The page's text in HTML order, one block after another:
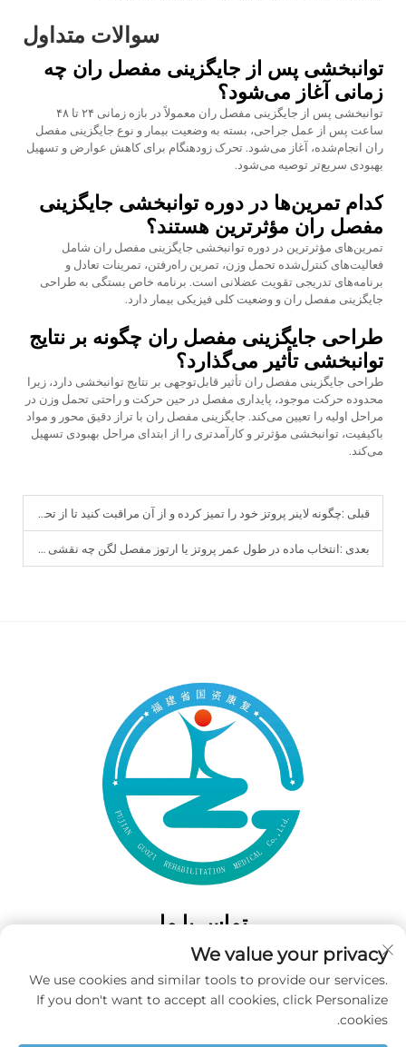
سوالات متداول
توانبخشی پس از جایگزینی مفصل ران چه
زمانی آغاز می‌شود؟
توانبخشی پس از جایگزینی مفصل ران معمولاً در بازه زمانی ۲۴ تا ۴۸
ساعت پس از عمل جراحی، بسته به وضعیت بیمار و نوع جایگزینی مفصل
ران انجام‌شده، آغاز می‌شود. تحرک زودهنگام برای کاهش عوارض و تسهیل
بهبودی سریع‌تر توصیه می‌شود.
کدام تمرین‌ها در دوره توانبخشی جایگزینی
مفصل ران مؤثرترین هستند؟
تمرین‌های مؤثرترین در دوره توانبخشی جایگزینی مفصل ران شامل
فعالیت‌های کنترل‌شده تحمل وزن، تمرین راه‌رفتن، تمرینات تعادل و
برنامه‌های تدریجی تقویت عضلانی است. برنامه خاص بستگی به طراحی
جایگزینی مفصل ران و وضعیت کلی فیزیکی بیمار دارد.
طراحی جایگزینی مفصل ران چگونه بر نتایج
توانبخشی تأثیر می‌گذارد؟
طراحی جایگزینی مفصل ران تأثیر قابل‌توجهی بر نتایج توانبخشی دارد، زیرا
محدوده حرکت موجود، پایداری مفصل در حین حرکت و راحتی تحمل وزن در
مراحل اولیه را تعیین می‌کند. جایگزینی مفصل ران با تراز دقیق محور و مواد
باکیفیت، توانبخشی مؤثرتر و کارآمدتری را از ابتدای مراحل بهبودی تسهیل
می‌کند.
قبلی :چگونه لاینر پروتز خود را تمیز کرده و از آن مراقبت کنید تا از تحریک پوست جلوگیری شود؟
بعدی :انتخاب ماده در طول عمر پروتز یا ارتوز مفصل لگن چه نقشی دارد؟
تماس با ما
Add: 50 Gaofeng South Lane، West GateFuzhou، Fujian، چین
تلفن:+86-19859128239
پست الکترونیکی:
We value your privacy
We use cookies and similar tools to provide our services.
If you don't want to accept all cookies, click Personalize
cookies.